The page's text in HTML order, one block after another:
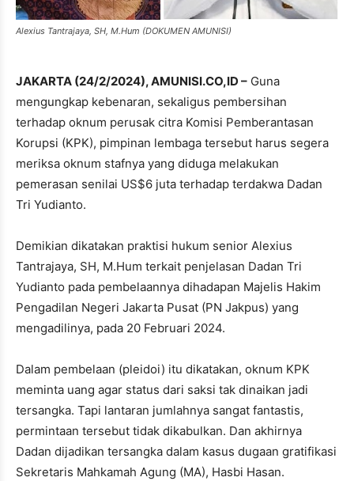
Alexius Tantrajaya, SH, M.Hum (DOKUMEN AMUNISI)
JAKARTA (24/2/2024), AMUNISI.CO,ID – Guna
mengungkap kebenaran, sekaligus pembersihan
terhadap oknum perusak citra Komisi Pemberantasan
Korupsi (KPK), pimpinan lembaga tersebut harus segera
meriksa oknum stafnya yang diduga melakukan
pemerasan senilai US$6 juta terhadap terdakwa Dadan
Tri Yudianto.
Demikian dikatakan praktisi hukum senior Alexius
Tantrajaya, SH, M.Hum terkait penjelasan Dadan Tri
Yudianto pada pembelaannya dihadapan Majelis Hakim
Pengadilan Negeri Jakarta Pusat (PN Jakpus) yang
mengadilinya, pada 20 Februari 2024.
Dalam pembelaan (pleidoi) itu dikatakan, oknum KPK
meminta uang agar status dari saksi tak dinaikan jadi
tersangka. Tapi lantaran jumlahnya sangat fantastis,
permintaan tersebut tidak dikabulkan. Dan akhirnya
Dadan dijadikan tersangka dalam kasus dugaan gratifikasi
Sekretaris Mahkamah Agung (MA), Hasbi Hasan.